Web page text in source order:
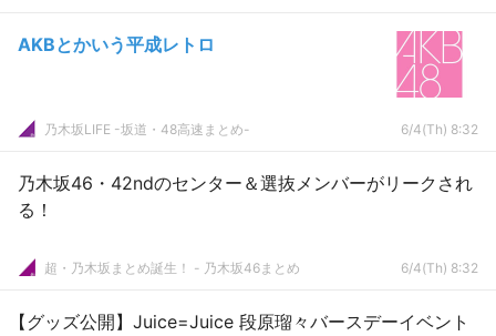
AKBとかいう平成レトロ
乃木坂LIFE -坂道・48高速まとめ- 6/4(Th) 8:32
乃木坂46・42ndのセンター＆選抜メンバーがリークされ
る！
超・乃木坂まとめ誕生！ - 乃木坂46まとめ 6/4(Th) 8:32
【グッズ公開】Juice=Juice 段原瑠々バースデーイベント